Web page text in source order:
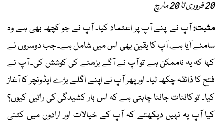
20 فروری تا 20 مارچ
مثبت:آپ نے اپنے آپ پر اعتماد کیا۔ آپ نے جو کچھ بھی ہے وہ
سامنے آیا ہے، آپ کا یقین بھی اس میں شامل ہے۔ جب دوسروں نے
کہا کہ یہ ناممکن ہے تو آپ نے آگے بڑھنے کی کوشش کی۔ آپ نے
فتح کا ذائقہ چکھ لیا۔ اور پھر آپ نے اپنے اگلے بڑے ایڈونچر کا آغاز
کیا۔ تو کائنات جاننا چاہتی ہے کہ اس بار کشیدگی کی راتیں کیوں؟
کیا آپ یہ نہیں دیکھتے کہ آپ کے خیالات اور ارادوں میں کتنی